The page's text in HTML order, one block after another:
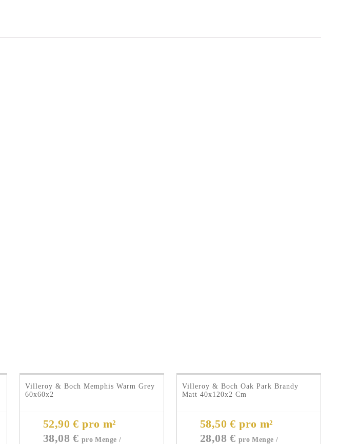
Villeroy & Boch Memphis Warm Grey
60x60x2
52,90 € pro m²
38,08€
Villeroy & Boch Oak Park Brandy
Matt 40x120x2 Cm
58,50 € pro m²
28,08€